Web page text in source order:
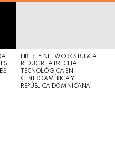
LIBERTY NETWORKS BUSCA
REDUCIR LA BRECHA
TECNOLÓGICA EN
CENTROAMÉRICA Y
REPÚBLICA DOMINICANA